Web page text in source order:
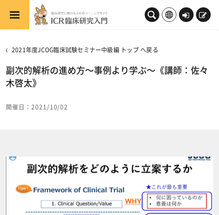
メインコンテンツへスキップする
ロ
新
2021年度JCOG臨床試験セミナー中級編 トップ へ戻る
副次的解析の進め方～事例より学ぶ～《講師：佐々
木啓太》
開催日：2021/10/02